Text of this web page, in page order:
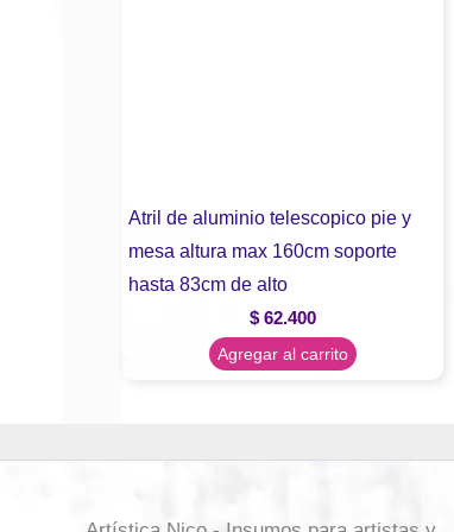
Atril de aluminio telescopico pie y
mesa altura max 160cm soporte
hasta 83cm de alto
$62.400
Agregar al carrito